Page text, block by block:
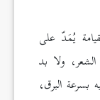
يُمَدّ على
ولا بد
البرق،